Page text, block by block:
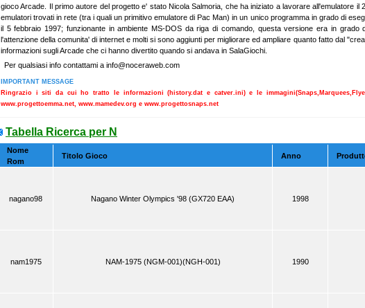
gioco Arcade. Il primo autore del progetto e' stato Nicola Salmoria, che ha iniziato a lavorare all'emulatore
emulatori trovati in rete (tra i quali un primitivo emulatore di Pac Man) in un unico programma in grado di
il 5 febbraio 1997; funzionante in ambiente MS-DOS da riga di comando, questa versione era in grado
l'attenzione della comunita' di internet e molti si sono aggiunti per migliorare ed ampliare quanto fatto dal
informazioni sugli Arcade che ci hanno divertito quando si andava in SalaGiochi.
Per qualsiasi info contattami a info@noceraweb.com
IMPORTANT MESSAGE
Ringrazio i siti da cui ho tratto le informazioni (history.dat e catver.ini) e le
www.progettoemma.net, www.mamedev.org e www.progettosnaps.net
Tabella Ricerca per N
Nome
Rom
Titolo Gioco Anno
nagano98 Nagano Winter Olympics '98 (GX720 EAA) 1998
nam1975 NAM-1975 (NGM-001)(NGH-001) 1990